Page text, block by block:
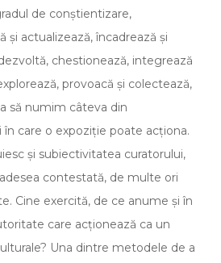
de conștientizare,
și actualizează, încadrează și
chestionează, integrează
provoacă și colectează,
să numim câteva din
care o expoziție poate acționa.
și subiectivitatea curatorului,
contestată, de multe ori
Cine exercită, de ce anume și în
care acționează ca un
Una dintre metodele de a